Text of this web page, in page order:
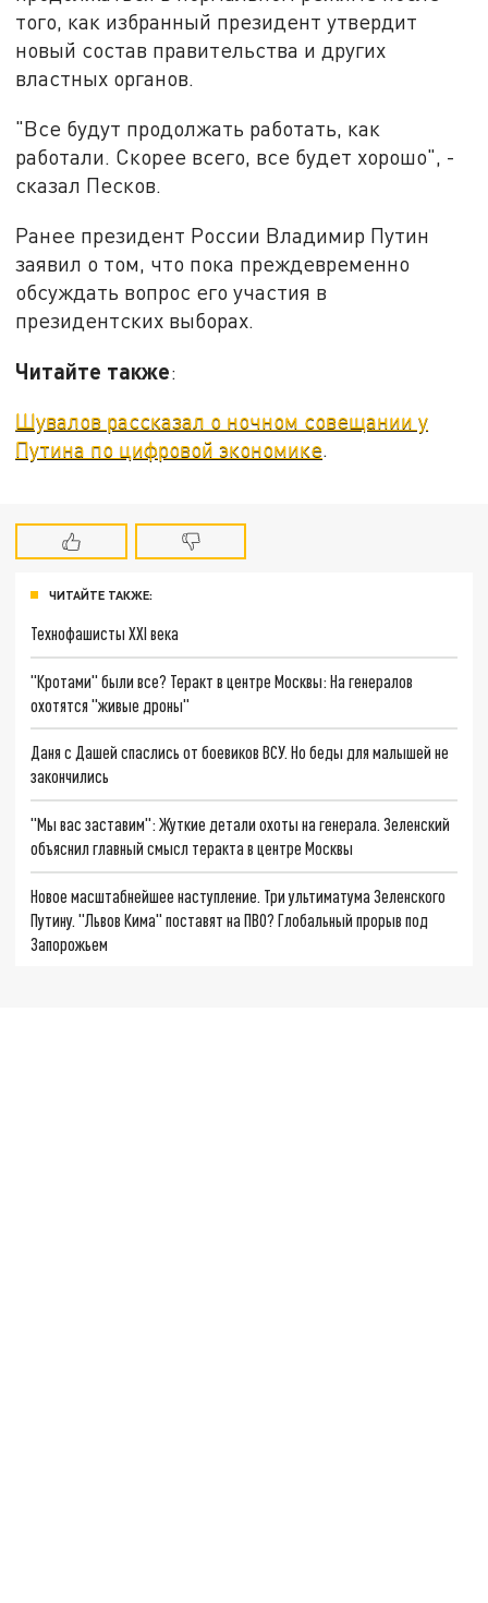
того, как избранный президент утвердит
новый состав правительства и других
властных органов.
"Все будут продолжать работать, как
работали. Скорее всего, все будет хорошо", -
сказал Песков.
Ранее президент России Владимир Путин
заявил о том, что пока преждевременно
обсуждать вопрос его участия в
президентских выборах.
Читайте также:
Шувалов рассказал о ночном совещании у
Путина по цифровой экономике.
ЧИТАЙТЕ ТАКЖЕ:
Технофашисты XXI века
"Кротами" были все? Теракт в центре Москвы: На генералов
охотятся "живые дроны"
Даня с Дашей спаслись от боевиков ВСУ. Но беды для малышей не
закончились
"Мы вас заставим": Жуткие детали охоты на генерала. Зеленский
объяснил главный смысл теракта в центре Москвы
Новое масштабнейшее наступление. Три ультиматума Зеленского
Путину. "Львов Кима" поставят на ПВО? Глобальный прорыв под
Запорожьем